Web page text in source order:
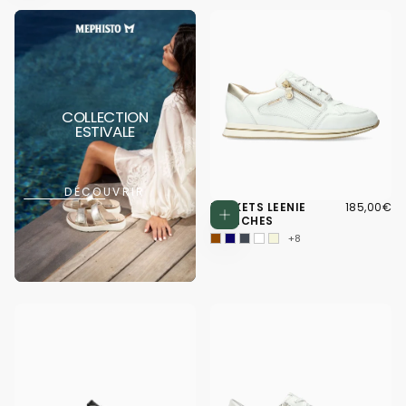
COLLECTION
ESTIVALE
DÉCOUVRIR
Choisissez
BASKETS LEENIE
BLANCHES
185,00€
PRIX
185,00€
+8